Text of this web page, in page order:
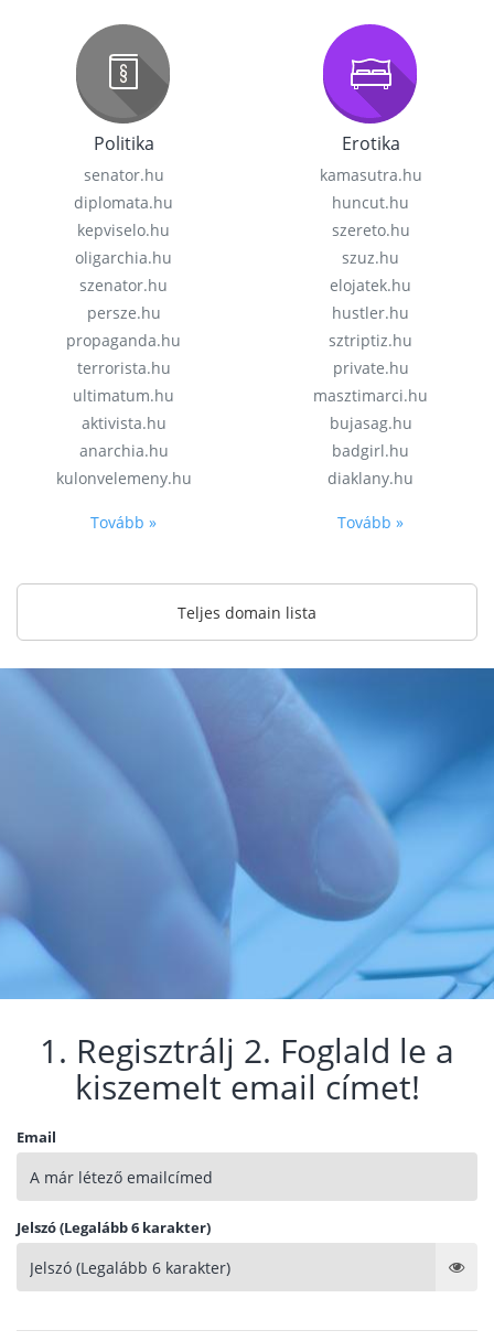
Politika
senator.hu
diplomata.hu
kepviselo.hu
oligarchia.hu
szenator.hu
persze.hu
propaganda.hu
terrorista.hu
ultimatum.hu
aktivista.hu
anarchia.hu
kulonvelemeny.hu
Tovább »
Erotika
kamasutra.hu
huncut.hu
szereto.hu
szuz.hu
elojatek.hu
hustler.hu
sztriptiz.hu
private.hu
masztimarci.hu
bujasag.hu
badgirl.hu
diaklany.hu
Tovább »
Teljes domain lista
1. Regisztrálj 2. Foglald le a
kiszemelt email címet!
Email
Jelszó (Legalább 6 karakter)